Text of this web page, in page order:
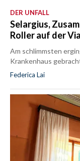
DER UNFALL
Selargius,
Roller auf der
Am schlimmsten
Krankenhaus
Federica Lai